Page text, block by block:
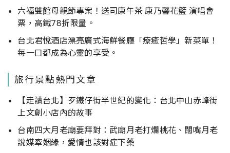
六福雙館母親節專案！送司康午茶 康乃馨花籃 演唱會
票，高鐵78折限量。
台北君悅酒店漂亮廣式海鮮餐廳「療癒哲學」新菜單！
每一口都成為心靈的享受。
旅行景點熱門文章
【走讀台北】歹鐵仔街半世紀的變化：台北中山赤峰街
上文創小店內的故事
台南四大月老廟要拜對：武廟月老打爛桃花、闊嘴月老
說媒牽姻緣，愛情也該對症下藥